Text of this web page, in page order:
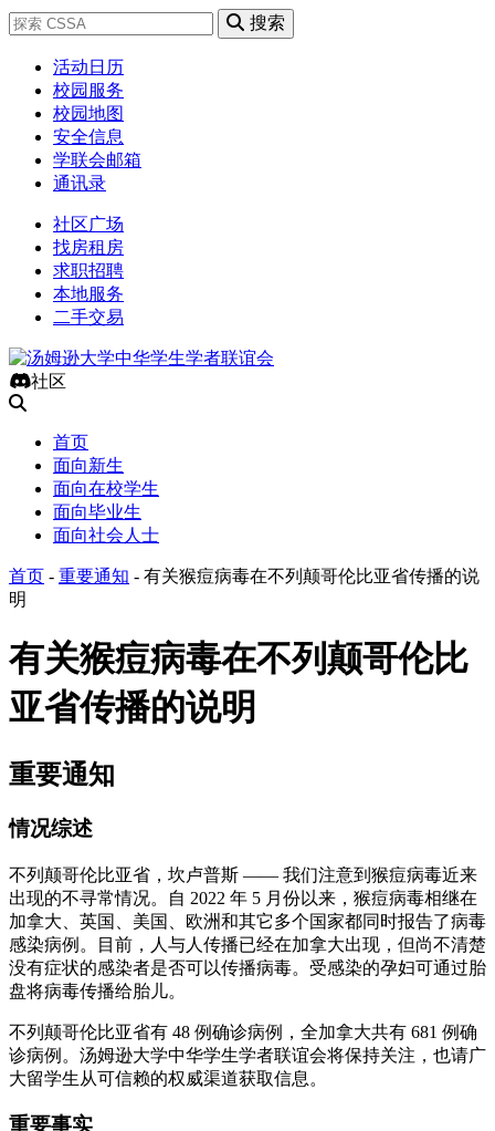
搜索
活动日历
校园服务
校园地图
安全信息
学联会邮箱
通讯录
社区广场
找房租房
求职招聘
本地服务
二手交易
社区
首页
面向新生
面向在校学生
面向毕业生
面向社会人士
首页 - 重要通知 - 有关猴痘病毒在不列颠哥伦比亚省传播的说
明
有关猴痘病毒在不列颠哥伦比
亚省传播的说明
重要通知
情况综述
不列颠哥伦比亚省，坎卢普斯 —— 我们注意到猴痘病毒近来
出现的不寻常情况。自 2022 年 5 月份以来，猴痘病毒相继在
加拿大、英国、美国、欧洲和其它多个国家都同时报告了病毒
感染病例。目前，人与人传播已经在加拿大出现，但尚不清楚
没有症状的感染者是否可以传播病毒。受感染的孕妇可通过胎
盘将病毒传播给胎儿。
不列颠哥伦比亚省有 48 例确诊病例，全加拿大共有 681 例确
诊病例。汤姆逊大学中华学生学者联谊会将保持关注，也请广
大留学生从可信赖的权威渠道获取信息。
重要事实